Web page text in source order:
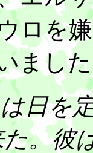
ロを
まし
日を
。彼